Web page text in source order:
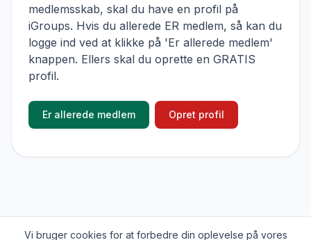
medlemsskab, skal du have en profil på
iGroups. Hvis du allerede ER medlem, så kan du
logge ind ved at klikke på 'Er allerede medlem'
knappen. Ellers skal du oprette en GRATIS
profil.
Er allerede medlem Opret profil
Vi bruger cookies for at forbedre din oplevelse på vores